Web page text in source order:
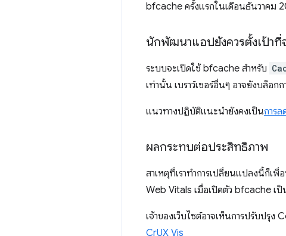
bfcache ครั้งแรกในเดือนธันวาคม
นักพัฒนาแอปยังควรตั้งเป้าที่
ระบบจะเปิดใช้ bfcache สำหรับ
เท่านั้น เบราว์เซอร์อื่นๆ อาจยังบล็อก
แนวทางปฏิบัติแนะนำยังคงเป็นการล
ผลกระทบต่อประสิทธิภาพ
สาเหตุที่เราทำการเปลี่ยนแปลงนี้ก็เ
Web Vitals เมื่อเปิดตัว bfcache เป็
เจ้าของเว็บไซต์อาจเห็นการปรับปรุง
CrUX Vis